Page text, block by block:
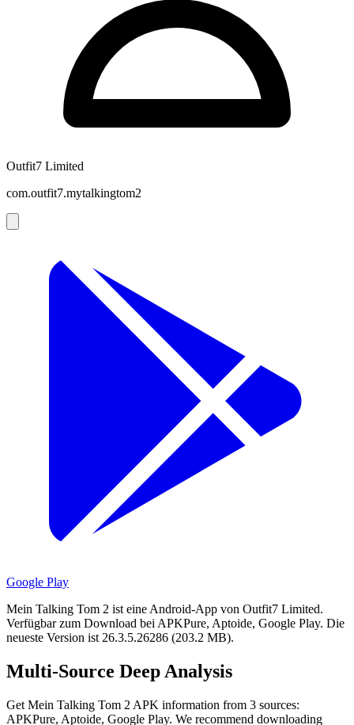
Outfit7 Limited
com.outfit7.mytalkingtom2
Google Play
Mein Talking Tom 2 ist eine Android-App von Outfit7 Limited.
Verfügbar zum Download bei APKPure, Aptoide, Google Play. Die
neueste Version ist 26.3.5.26286 (203.2 MB).
Multi-Source Deep Analysis
Get Mein Talking Tom 2 APK information from 3 sources:
APKPure, Aptoide, Google Play. We recommend downloading